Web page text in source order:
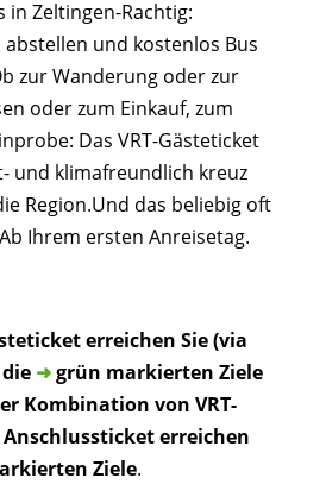
Zeltingen-Rachtig:
und kostenlos Bus
zur Wanderung oder zur
oder zum Einkauf, zum
Das VRT-Gästeticket
und klimafreundlich kreuz
Region.Und das beliebig oft
Ihrem ersten Anreisetag.
erreichen Sie (via
➜grün markierten Ziele
Kombination von VRT-
erreichen
Ziele.